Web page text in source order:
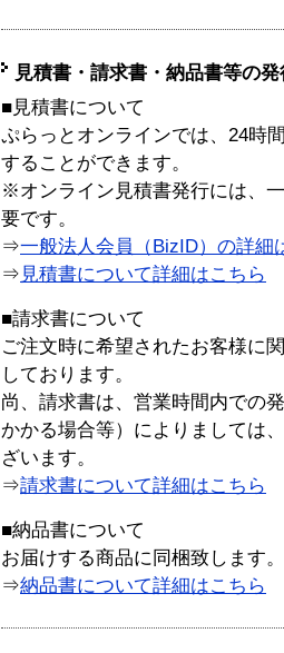
見積書・請求書・納品書等の
■見積書について
ぷらっとオンラインでは、24時
することができます。
※オンライン見積書発行には、
要です。
⇒一般法人会員（BizID）の詳細
⇒ 見積書について詳細はこちら
■請求書について
ご注文時に希望されたお客様に
しております。
尚、請求書は、営業時間内での
かかる場合等）によりましては
ざいます。
⇒請求書について詳細はこちら
■納品書について
お届けする商品に同梱致します。
⇒納品書について詳細はこちら